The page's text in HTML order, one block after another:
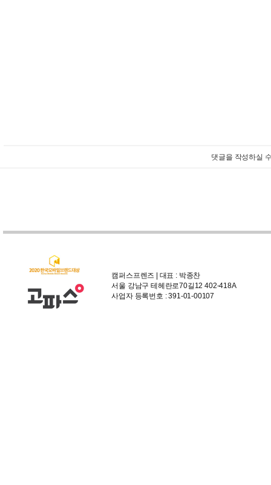
댓글을 작성하실
캠퍼스프렌즈 | 대표 : 박종찬
서울 강남구 테헤란로70길12 402-418A
사업자 등록번호 : 391-01-00107